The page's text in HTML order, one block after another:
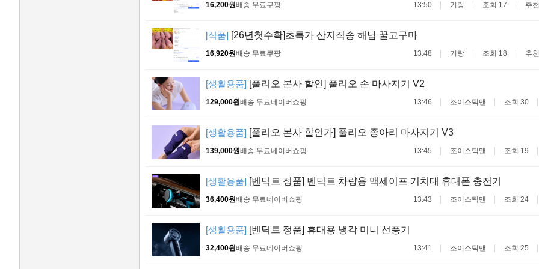
16,200원배송 무료쿠팡 13:50 기랑 조회 17 추
[식품] [26년첫수확]초특가 산지직송 해남 꿀고구마
16,920원배송 무료쿠팡 13:48 기랑 조회 18 추
[생활용품] [풀리오 본사 할인] 풀리오 손 마사지기 V2
129,000원배송 무료네이버쇼핑 13:46 조이스틱맨 조회 30
[생활용품] [풀리오 본사 할인가] 풀리오 종아리 마사지기 V3
139,000원배송 무료네이버쇼핑 13:45 조이스틱맨 조회 19
[생활용품] [벤딕트 정품] 벤딕트 차량용 맥세이프 거치대 휴대폰 충전기
36,400원배송 무료네이버쇼핑 13:43 조이스틱맨 조회 24
[생활용품] [벤딕트 정품] 휴대용 냉각 미니 선풍기
32,400원배송 무료네이버쇼핑 13:41 조이스틱맨 조회 25